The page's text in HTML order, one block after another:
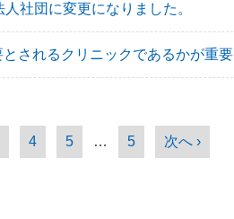
社団に変更になりました。
されるクリニックであるかが重要
4 5 … 5 次へ ›